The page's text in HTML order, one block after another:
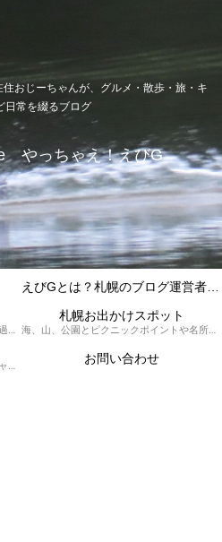
おじーちゃんが、グルメ・散歩・旅・キ
日常を綴るブログ
やっちゃえ！えびG
以前札幌で外回りの仕事をしていた還暦過ぎブロガー「えびG」がランチ（サラリーマンランチ、サラメシ）を中心に、おそば、ラーメン、中華、日替わりランチを「札幌Bグルメ」と題してレポートしているブログカテゴリーのページです。現在は定年後の再雇用で札幌中とはいかなまでも会社の近くのすすきの界隈や家のある札幌市南区を中心に徘徊しております。
札幌お出かけスポット
海、山、公園とピクニックポイントや名所、旧跡などなど、、、、、札幌はもとより郊外の無理なく日帰りでいって帰ってこれるお出かけスポットを孫っち達（小学５、３年生、幼稚園年長さんの３人）とえびGがお出かけをして紹介しているページです。
孫達と北海道の初夏から初秋にかけてキャンプに出かけます。キャンプ場情報だったり料理だったり花火や遊びに虫取りとまさに「やっちゃえ！えびG」やりたい放題のブログです。 お問い合わせ